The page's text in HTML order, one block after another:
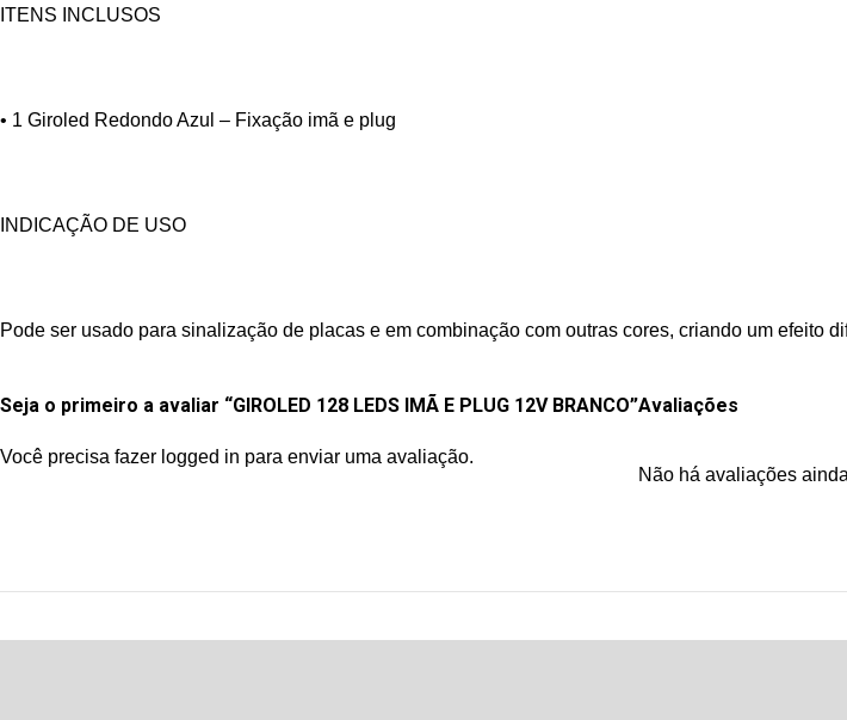
ITENS INCLUSOS
• 1 Giroled Redondo Azul – Fixação imã e plug
INDICAÇÃO DE USO
Pode ser usado para sinalização de placas e em combinação com outras cores, criando um efeito
Avaliações
Não há avaliações
Seja o primeiro a avaliar “GIROLED 128 LEDS IMÃ E PLUG 12V BRANCO”
Você precisa fazer logged in para enviar uma avaliação.